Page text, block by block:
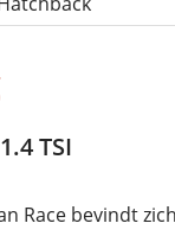
TSI
Race bevindt